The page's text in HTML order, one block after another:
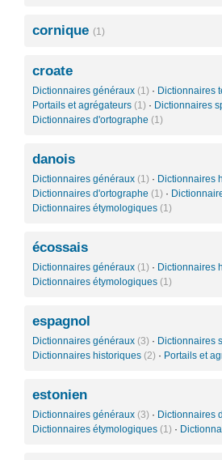
cornique (1)
croate
Dictionnaires généraux (1) · Dictionnaires
Portails et agrégateurs (1) · Dictionnaires
Dictionnaires d'ortographe (1)
danois
Dictionnaires généraux (1) · Dictionnaires
Dictionnaires d'ortographe (1) ·
Dictionnaires étymologiques (1)
écossais
Dictionnaires généraux (1) · Dictionnaires
Dictionnaires étymologiques (1)
espagnol
Dictionnaires généraux (3) · Dictionnaires
Dictionnaires historiques (2) · Portails et
estonien
Dictionnaires généraux (3) · Dictionnaires
Dictionnaires étymologiques (1) ·